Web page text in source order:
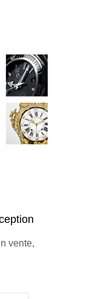
vente,